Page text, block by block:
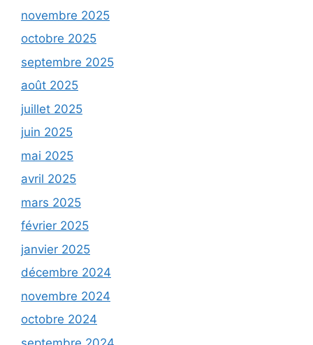
novembre 2025
octobre 2025
septembre 2025
août 2025
juillet 2025
juin 2025
mai 2025
avril 2025
mars 2025
février 2025
janvier 2025
décembre 2024
novembre 2024
octobre 2024